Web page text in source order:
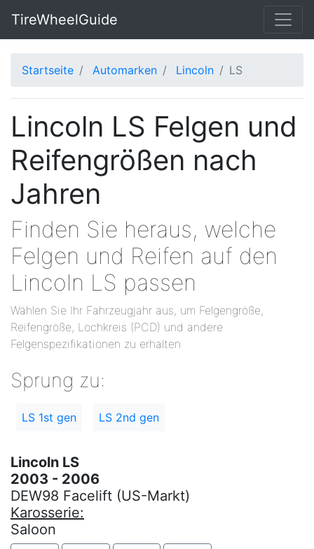
TireWheelGuide
Startseite Automarken Lincoln LS
Lincoln LS Felgen und
Reifengrößen nach
Jahren
Finden Sie heraus, welche
Felgen und Reifen auf den
Lincoln LS passen
Wählen Sie Ihr Fahrzeugjahr aus, um Felgengröße,
Reifengröße, Lochkreis (PCD) und andere
Felgenspezifikationen zu erhalten
Sprung zu:
LS 1st gen LS 2nd gen
Lincoln LS
2003 - 2006
DEW98 Facelift (US-Markt)
Karosserie:
Saloon